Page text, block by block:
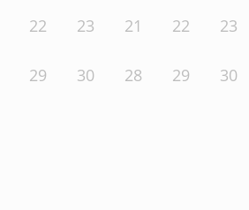
22 23
29 30
21 22 23
28 29 30